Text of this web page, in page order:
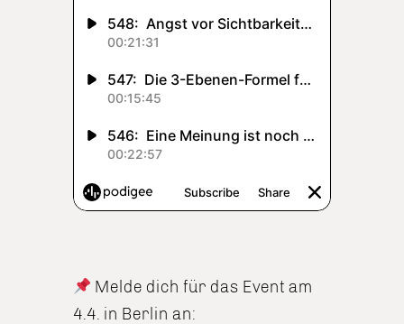
Melde dich für das Event am
4.4. in Berlin an: